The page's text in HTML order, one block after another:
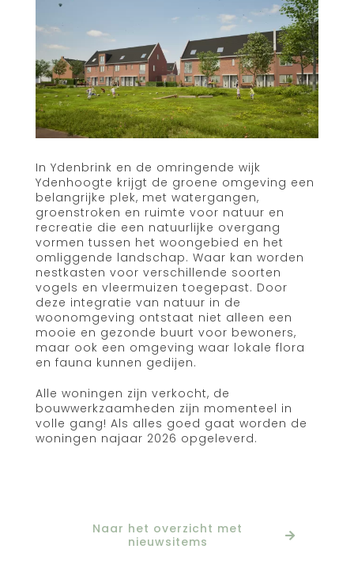
In Ydenbrink en de omringende wijk
Ydenhoogte krijgt de groene omgeving een
belangrijke plek, met watergangen,
groenstroken en ruimte voor natuur en
recreatie die een natuurlijke overgang
vormen tussen het woongebied en het
omliggende landschap. Waar kan worden
nestkasten voor verschillende soorten
vogels en vleermuizen toegepast. Door
deze integratie van natuur in de
woonomgeving ontstaat niet alleen een
mooie en gezonde buurt voor bewoners,
maar ook een omgeving waar lokale flora
en fauna kunnen gedijen.
Alle woningen zijn verkocht, de
bouwwerkzaamheden zijn momenteel in
volle gang! Als alles goed gaat worden de
woningen najaar 2026 opgeleverd.
Naar het overzicht met
nieuwsitems